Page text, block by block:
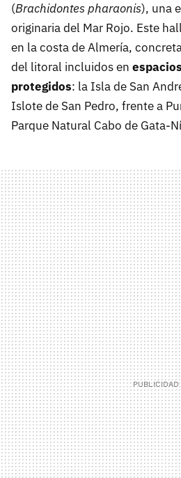
(Brachidontes pharaonis), una
originaria del Mar Rojo. Este
en la costa de Almería,
del litoral incluidos en
protegidos: la Isla de San
Islote de San Pedro, frente a
Parque Natural Cabo de